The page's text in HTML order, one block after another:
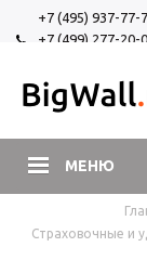
+7 (495) 937-77-
+7 (499) 277-20-
МЕНЮ
Страховочные и